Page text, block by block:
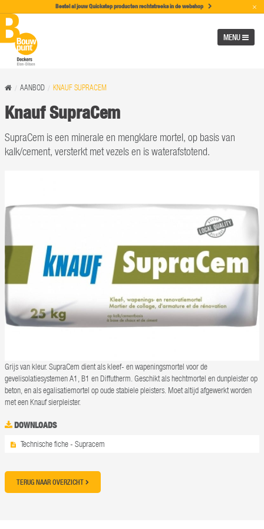
Bestel al jouw Quickstep producten rechtstreeks in de webshop ×
MENU
AANBOD KNAUF SUPRACEM
Knauf SupraCem
SupraCem is een minerale en mengklare mortel, op basis van
kalk/cement, versterkt met vezels en is waterafstotend.
Grijs van kleur. SupraCem dient als kleef- en wapeningsmortel voor de
gevelisolatiesystemen A1, B1 en Diffutherm. Geschikt als hechtmortel en dunpleister op
beton, en als egalisatiemortel op oude stabiele pleisters. Moet altijd afgewerkt worden
met een Knauf sierpleister.
DOWNLOADS
Technische fiche - Supracem
TERUG NAAR OVERZICHT